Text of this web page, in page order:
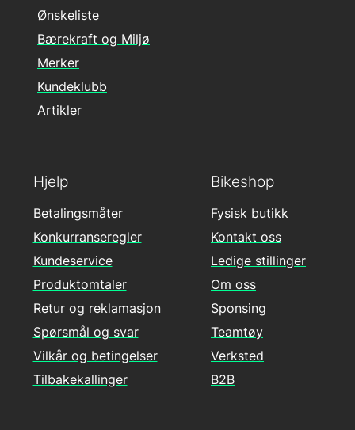
Hjelp
Betalingsmåter
Konkurranseregler
Kundeservice
Produktomtaler
Retur og reklamasjon
Spørsmål og svar
Vilkår og betingelser
Tilbakekallinger
Ønskeliste
Bærekraft og Miljø
Merker
Kundeklubb
Artikler
Bikeshop
Fysisk butikk
Kontakt oss
Ledige stillinger
Om oss
Sponsing
Teamtøy
Verksted
B2B